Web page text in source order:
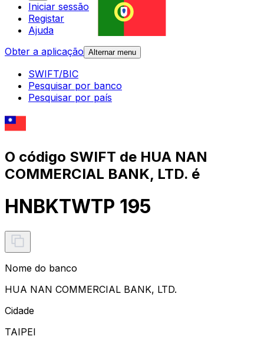
Iniciar sessão
Registar
Ajuda
Obter a aplicação Alternar menu
SWIFT/BIC
Pesquisar por banco
Pesquisar por país
O código SWIFT de HUA NAN
COMMERCIAL BANK, LTD. é
HNBKTWTP 195
Nome do banco
HUA NAN COMMERCIAL BANK, LTD.
Cidade
TAIPEI